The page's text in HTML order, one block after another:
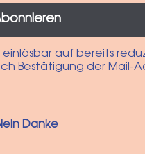
einlösbar auf bereits
Bestätigung der Mail-
Danke